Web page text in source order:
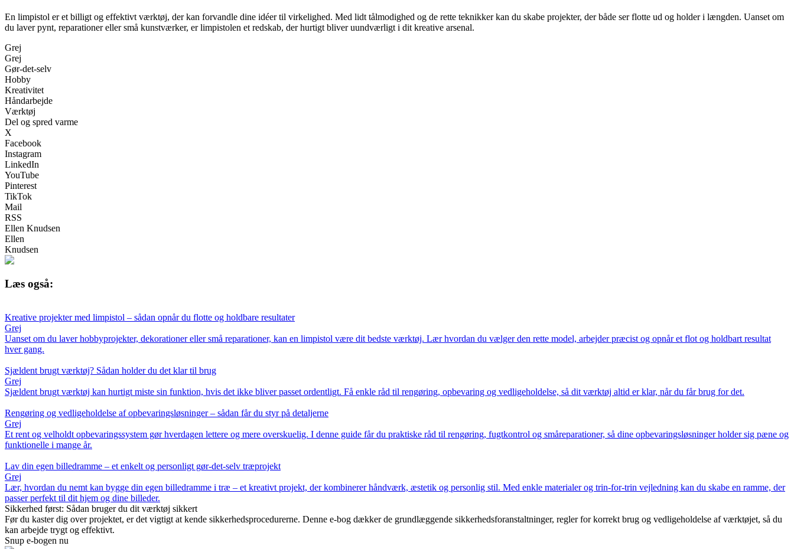
En limpistol er et billigt og effektivt værktøj, der kan forvandle dine idéer til virkelighed. Med lidt tålmodighed og de rette teknikker kan du skabe projekter, der både ser flotte ud og holder i længden. Uanset om
du laver pynt, reparationer eller små kunstværker, er limpistolen et redskab, der hurtigt bliver uundværligt i dit kreative arsenal.
Grej
Grej
Gør-det-selv
Hobby
Kreativitet
Håndarbejde
Værktøj
Del og spred varme
X
Facebook
Instagram
LinkedIn
YouTube
Pinterest
TikTok
Mail
RSS
Ellen Knudsen
Ellen
Knudsen
Læs også:
Kreative projekter med limpistol – sådan opnår du flotte og holdbare resultater
Grej
Uanset om du laver hobbyprojekter, dekorationer eller små reparationer, kan en limpistol være dit bedste værktøj. Lær hvordan du vælger den rette model, arbejder præcist og opnår et flot og holdbart resultat
hver gang.
Sjældent brugt værktøj? Sådan holder du det klar til brug
Grej
Sjældent brugt værktøj kan hurtigt miste sin funktion, hvis det ikke bliver passet ordentligt. Få enkle råd til rengøring, opbevaring og vedligeholdelse, så dit værktøj altid er klar, når du får brug for det.
Rengøring og vedligeholdelse af opbevaringsløsninger – sådan får du styr på detaljerne
Grej
Et rent og velholdt opbevaringssystem gør hverdagen lettere og mere overskuelig. I denne guide får du praktiske råd til rengøring, fugtkontrol og småreparationer, så dine opbevaringsløsninger holder sig pæne og
funktionelle i mange år.
Lav din egen billedramme – et enkelt og personligt gør-det-selv træprojekt
Grej
Lær, hvordan du nemt kan bygge din egen billedramme i træ – et kreativt projekt, der kombinerer håndværk, æstetik og personlig stil. Med enkle materialer og trin-for-trin vejledning kan du skabe en ramme, der
passer perfekt til dit hjem og dine billeder.
Sikkerhed først: Sådan bruger du dit værktøj sikkert
Før du kaster dig over projektet, er det vigtigt at kende sikkerhedsprocedurerne. Denne e-bog dækker de grundlæggende sikkerhedsforanstaltninger, regler for korrekt brug og vedligeholdelse af værktøjet, så du
kan arbejde trygt og effektivt.
Snup e-bogen nu